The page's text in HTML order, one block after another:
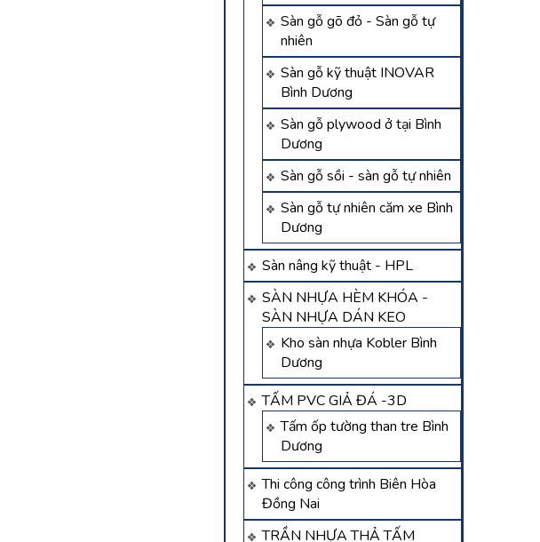
Sàn gỗ gõ đỏ - Sàn gỗ tự
nhiên
Sàn gỗ kỹ thuật INOVAR
Bình Dương
Sàn gỗ plywood ở tại Bình
Dương
Sàn gỗ sồi - sàn gỗ tự nhiên
Sàn gỗ tự nhiên căm xe Bình
Dương
Sàn nâng kỹ thuật - HPL
SÀN NHỰA HÈM KHÓA -
SÀN NHỰA DÁN KEO
Kho sàn nhựa Kobler Bình
Dương
TẤM PVC GIẢ ĐÁ -3D
Tấm ốp tường than tre Bình
Dương
Thi công công trình Biên Hòa
Đồng Nai
TRẦN NHỰA THẢ TẤM